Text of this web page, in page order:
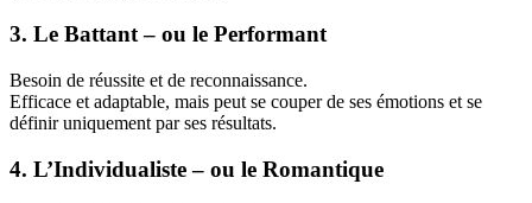
3. Le Battant – ou le Performant
Besoin de réussite et de reconnaissance.
Efficace et adaptable, mais peut se couper de ses émotions et se
définir uniquement par ses résultats.
4. L’Individualiste – ou le Romantique